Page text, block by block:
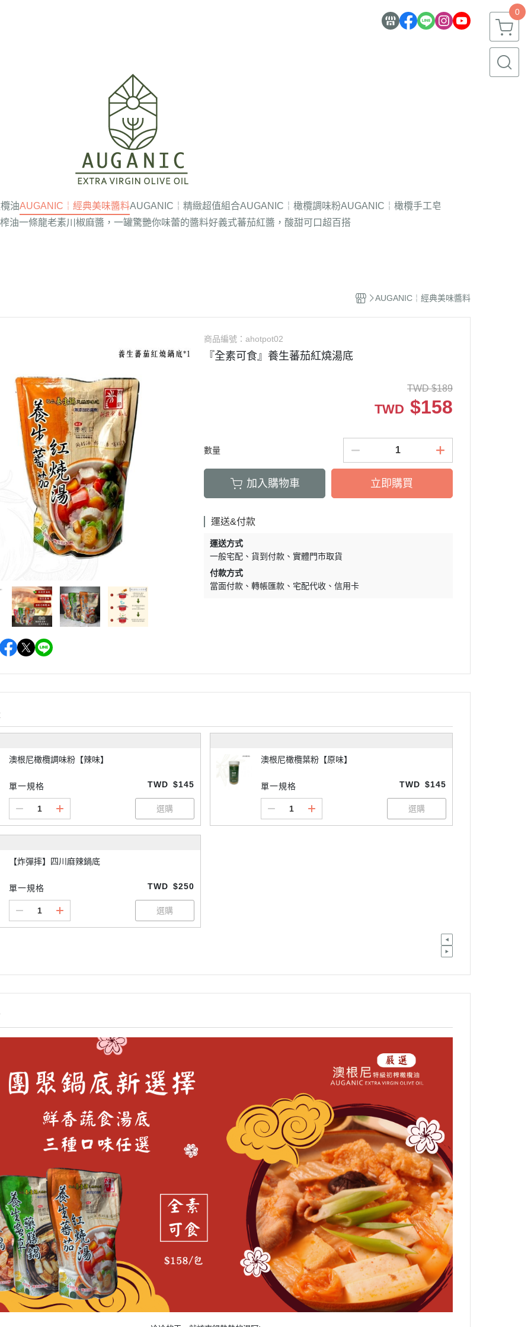
0
油AUGANIC￤經典美味醬料AUGANIC￤精緻超值組合AUGANIC￤橄欖調味粉AUGANIC￤橄欖手工皂
油一條龍老素川椒麻醬，一罐驚艷你味蕾的醬料好義式蕃茄紅醬，酸甜可口超百搭
AUGANIC￤經典美味醬料
商品編號：ahotpot02
『全素可食』養生蕃茄紅燒湯底
TWD $189
TWD $158
數量
加入購物車 立即購買
運送&付款
運送方式
一般宅配
貨到付款
實體門市取貨
付款方式
當面付款
轉帳匯款 宅配代收 信用卡
澳根尼橄欖調味粉【辣味】
單一規格 TWD $145
澳根尼橄欖葉粉【原味】
單一規格 TWD $145
【炸彈摔】四川麻辣鍋底
單一規格 TWD $250